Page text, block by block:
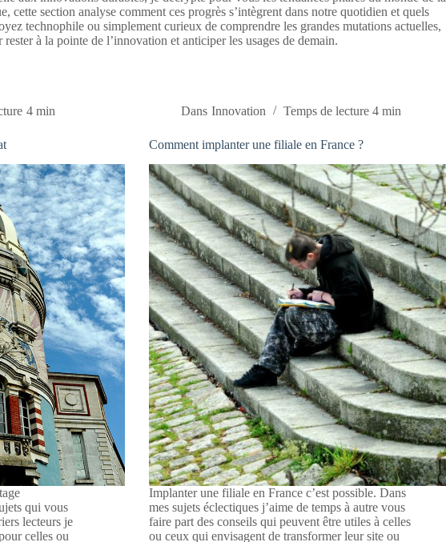
cette section analyse comment ces progrès s’intègrent dans notre quotidien et quels
technophile ou simplement curieux de comprendre les grandes mutations actuelles,
à la pointe de l’innovation et anticiper les usages de demain.
4 min
qui vous
lecteurs je
celles ou
Dans Innovation Temps de lecture 4 min
Comment implanter une filiale en France ?
Implanter une filiale en France c’est possible. Dans
mes sujets éclectiques j’aime de temps à autre vous
faire part des conseils qui peuvent être utiles à celles
ou ceux qui envisagent de transformer leur site ou